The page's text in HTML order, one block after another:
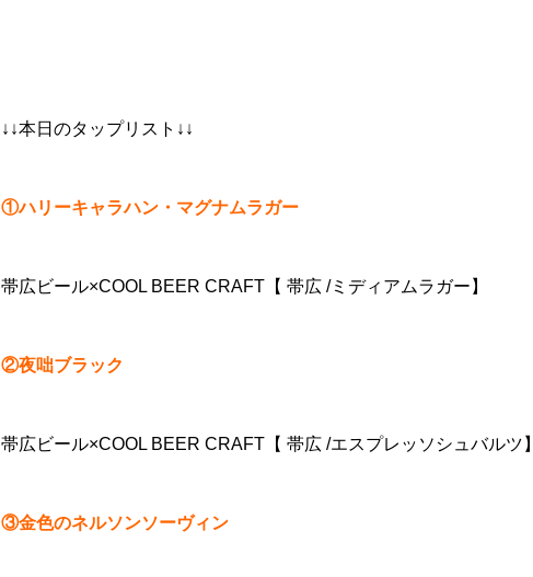
↓↓本日のタップリスト↓↓
①ハリーキャラハン・マグナムラガー
帯広ビール×COOL BEER CRAFT【 帯広 /ミディアムラガー】
②夜咄ブラック
帯広ビール×COOL BEER CRAFT【 帯広 /エスプレッソシュバルツ】
③金色のネルソンソーヴィン